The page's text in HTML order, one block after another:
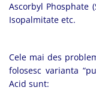
Ascorbyl Phosphate
Isopalmitate etc.
Cele mai des
folosesc varianta
Acid sunt: